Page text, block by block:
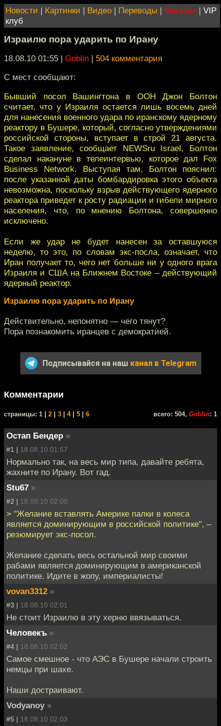
Новости | Картинки | Видео | Переводы | Магазин | VIP
клуб
Израилю пора ударить по Ирану
18.08.10 01:55 | Goblin | 504 комментария
С мест сообщают:
Бывший посол Вашингтона в ООН Джон Болтон
считает, что у Израиля остается лишь восемь дней
для нанесения военного удара по иранскому ядерному
реактору в Бушере, который, согласно утверждениями
российской стороны, вступает в строй 21 августа.
Такое заявление, сообщает NEWSru Israel, Болтон
сделал накануне в телеинтервью, которое дал Fox
Business Network. Выступая там, Болтон пояснил:
после указанной даты бомбардировка этого объекта
невозможна, поскольку взрыв действующего ядерного
реактора приведет к росту радиации и гибели мирного
населения, что, по мнению Болтона, совершенно
исключено.
Если же удар не будет нанесен за оставшуюся
неделю, то это, по словам экс-посла, означает, что
Иран получает то, чего нет больше ни у одного врага
Израиля и США на Ближнем Востоке – действующий
ядерный реактор.
Израилю пора ударить по Ирану
Действительно, непонятно — чего тянут?
Пора познакомить иранцев с демократией.
Подписывайся на наш канал в Telegram
Комментарии
cтраницы: 1 | 2 3 4| 5 6 всего: 504, Goblin: 1
Остап Бендер »
#1 | 18.08.10 01:57
Нормально так, на весь мир типа, давайте ребята,
жахните по Ирану. Вот гад.
Stu67 »
#2 | 18.08.10 02:00
> "Желание вставлять Америке палки в колеса
является доминирующим в российской политике", –
резюмирует экс-посол.
Желание сделать весь остальной мир своими
рабами является доминирующим в американской
политике. Идите в жопу, империалисты!
vovan3312 »
#3 | 18.08.10 02:01
Не стоит Израилю в эту херню ввязываться.
Человекъ »
#4 | 18.08.10 02:02
Самое смешное - что АЭС в Бушере начали строить
немцы при шахе.
Наши достраивают.
Vodyanoy »
#5 | 18.08.10 02:03